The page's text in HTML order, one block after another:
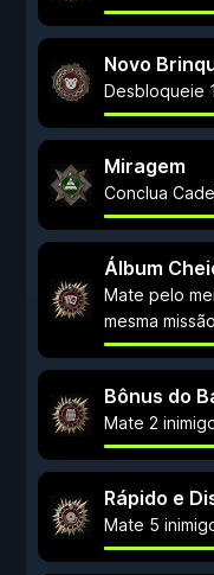
Novo
Desbloqueie
Miragem
Conclua
Álbum
Mate pelo
mesma missão
Bônus do
Mate 2
Rápido e
Mate 5